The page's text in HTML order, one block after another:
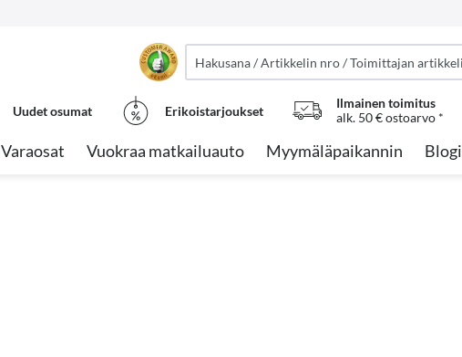
Uudet osumat Erikoistarjoukset
Ilmainen toimitus
alk. 50 € ostoarvo *
Varaosat Vuokraa matkailuauto Myymäläpaikannin Blogi